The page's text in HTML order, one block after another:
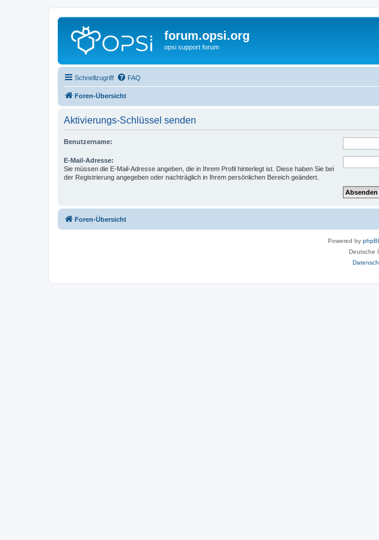
forum.opsi.org
opsi support forum
Schnellzugriff FAQ
Foren-Übersicht
Aktivierungs-Schlüssel senden
Benutzername:
E-Mail-Adresse:
Sie müssen die E-Mail-Adresse angeben, die in Ihrem Profil hinterlegt ist. Diese haben Sie bei
der Registrierung angegeben oder nachträglich in Ihrem persönlichen Bereich geändert.
Foren-Übersicht
Powered by
Deutsche